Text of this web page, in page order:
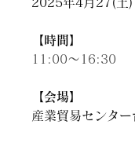
ョ
【時間】
11:00～16:30
【会場】
産業貿易センタ